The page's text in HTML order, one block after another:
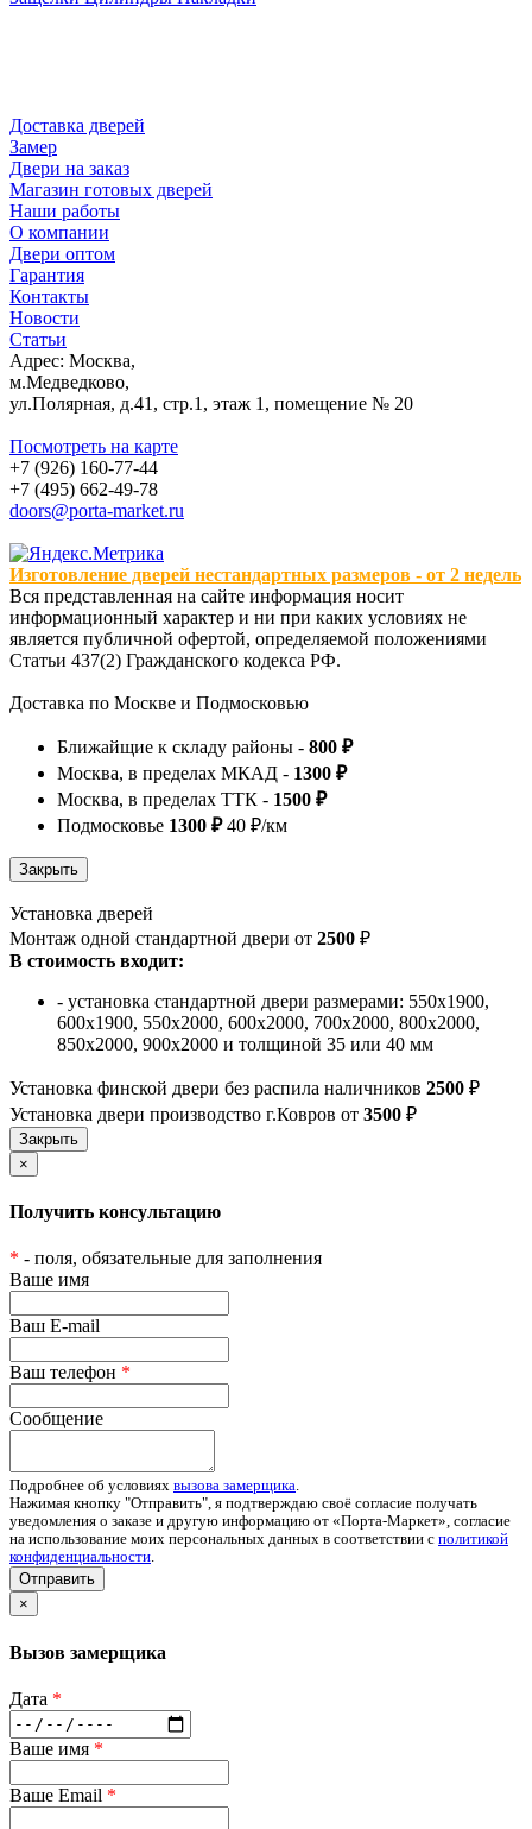
Доставка дверей
Замер
Двери на заказ
Магазин готовых дверей
Наши работы
О компании
Двери оптом
Гарантия
Контакты
Новости
Статьи
Адрес: Москва,
м.Медведково,
ул.Полярная, д.41, стр.1, этаж 1, помещение № 20
Посмотреть на карте
+7 (926) 160-77-44
+7 (495) 662-49-78
doors@porta-market.ru
Изготовление дверей нестандартных размеров - от 2 недель
Вся представленная на сайте информация носит
информационный характер и ни при каких условиях не
является публичной офертой, определяемой положениями
Статьи 437(2) Гражданского кодекса РФ.
Доставка по Москве и Подмосковью
Ближайщие к складу районы - 800 ₽
Москва, в пределах МКАД - 1300 ₽
Москва, в пределах ТТК - 1500 ₽
Подмосковье 1300 ₽40 ₽/км
Установка дверей
Монтаж одной стандартной двери от 2500 ₽
В стоимость входит:
- установка стандартной двери размерами: 550х1900,
600х1900, 550х2000, 600х2000, 700х2000, 800х2000,
850х2000, 900х2000 и толщиной 35 или 40 мм
Установка финской двери без распила наличников 2500 ₽
Установка двери производство г.Ковров от 3500 ₽
×
Получить консультацию
* - поля, обязательные для заполнения
Ваше имя
Ваш E-mail
Ваш телефон *
Сообщение
Подробнее об условиях вызова замерщика.
Нажимая кнопку "Отправить", я подтверждаю своё согласие получать
уведомления о заказе и другую информацию от «Порта-Маркет», согласие
на использование моих персональных данных в соответствии с политикой
конфиденциальности.
Отправить
×
Вызов замерщика
Дата *
Ваше имя *
Ваше Email *